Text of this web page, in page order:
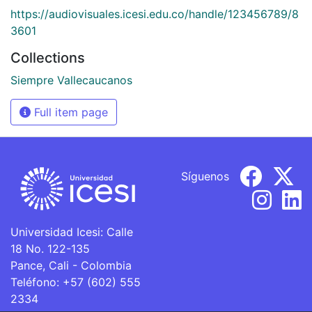
https://audiovisuales.icesi.edu.co/handle/123456789/8
3601
Collections
Siempre Vallecaucanos
Full item page
Universidad Icesi: Calle
18 No. 122-135
Pance, Cali - Colombia
Teléfono: +57 (602) 555
2334
Síguenos